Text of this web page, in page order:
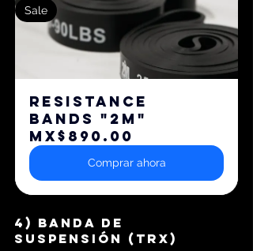
Sale
RESISTANCE
BANDS "2M"
MX$890.00
Comprar ahora
4) Banda de
suspensión (TRX)